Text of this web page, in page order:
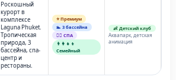
Роскошный
курорт в
комплексе
Laguna Phuket.
Тропическая
природа, 3
бассейна, спа-
центр и
рестораны.
⭐ Премиум
🏊 3 бассейна
💆‍♂️ СПА
👨‍👩‍👧‍👦
Семейный
👶 Детский клуб
Аквапарк, детская
анимация